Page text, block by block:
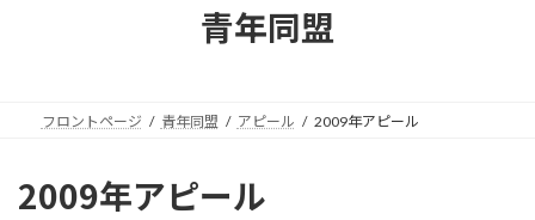
青年同盟
フロントページ 青年同盟 アピール 2009年アピール
2009年アピール